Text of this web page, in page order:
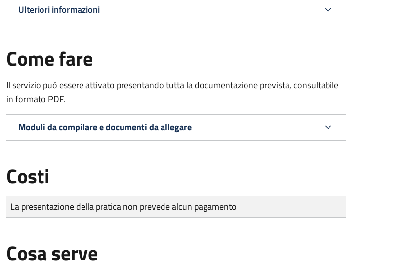
Ulteriori informazioni
Come fare
Il servizio può essere attivato presentando tutta la documentazione prevista, consultabile
in formato PDF.
Moduli da compilare e documenti da allegare
Costi
Tipo di pagamento
Importo
La presentazione della pratica non prevede alcun pagamento
Cosa serve